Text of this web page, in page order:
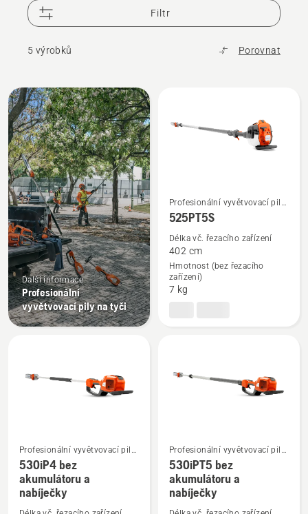
prořezávání nebo čistíte koruny stromů.
Nabízíme řadu benzínových, akumulátorových
i elektrických vyvětvovacích pil na tyči.
Filtr
5 výrobků Porovnat
Všechny
výrobky
Další informace
Profesionální
vyvětvovací pily na tyči
Zobrazit
více
informací
525PT5S
Profesionální vyvětvovací pily
na tyči
525PT5S
Délka vč. řezacího zařízení
402 cm
Hmotnost (bez řezacího
zařízení)
7 kg
Zobrazit
více
informací
Profesionální vyvětvovací pily
na tyči
530iP4 bez
akumulátoru a
nabíječky
Zobrazit
více
informací
Profesionální vyvětvovací pily
na tyči
530iPT5 bez
akumulátoru a
nabíječky